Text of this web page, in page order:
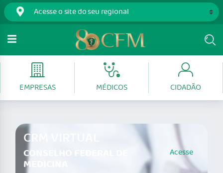
EMPRESAS MÉDICOS CIDADÃO
CRM VIRTUAL
CONSELHO FEDERAL DE
MEDICINA
Acesse